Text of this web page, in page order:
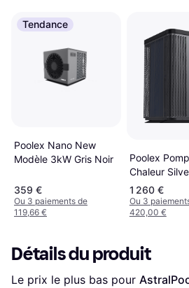
Tendance
Poolex Nano New
Modèle 3kW Gris Noir
359 €
Ou 3 paiements de
119,66 €
Poolex
Chaleur
Fi 90 Noir
1 260 €
Ou 3
420,00 €
Détails du produit
Le prix le plus bas pour